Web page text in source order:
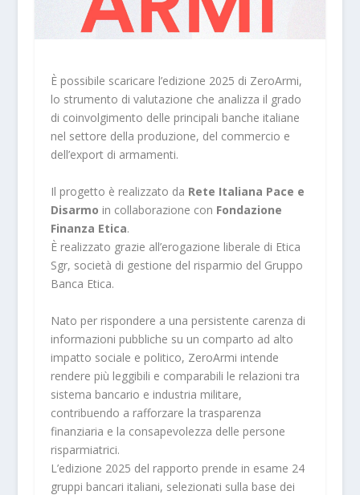
È possibile scaricare l’edizione 2025 di ZeroArmi,
lo strumento di valutazione che analizza il grado
di coinvolgimento delle principali banche italiane
nel settore della produzione, del commercio e
dell’export di armamenti.
Il progetto è realizzato da Rete Italiana Pace e
Disarmo in collaborazione con Fondazione
Finanza Etica.
È realizzato grazie all’erogazione liberale di Etica
Sgr, società di gestione del risparmio del Gruppo
Banca Etica.
Nato per rispondere a una persistente carenza di
informazioni pubbliche su un comparto ad alto
impatto sociale e politico, ZeroArmi intende
rendere più leggibili e comparabili le relazioni tra
sistema bancario e industria militare,
contribuendo a rafforzare la trasparenza
finanziaria e la consapevolezza delle persone
risparmiatrici.
L’edizione 2025 del rapporto prende in esame 24
gruppi bancari italiani, selezionati sulla base dei